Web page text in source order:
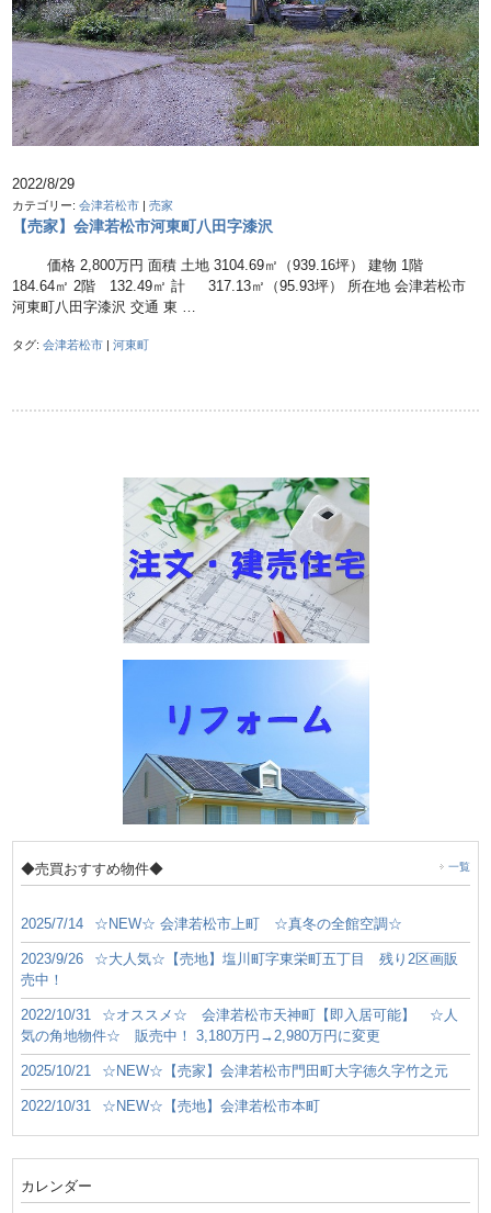
2022/8/29
カテゴリー:会津若松市 |売家
【売家】会津若松市河東町八田字漆沢
価格 2,800万円 面積 土地 3104.69㎡（939.16坪） 建物 1階
184.64㎡ 2階 132.49㎡ 計 317.13㎡（95.93坪） 所在地 会津若松市
河東町八田字漆沢 交通 東 …
タグ:会津若松市 |河東町
◆売買おすすめ物件◆ 一覧
2025/7/14 ☆NEW☆ 会津若松市上町 ☆真冬の全館空調☆
2023/9/26
☆大人気☆【売地】塩川町字東栄町五丁目 残り2区画販
売中！
2022/10/31
☆オススメ☆ 会津若松市天神町【即入居可能】 ☆人
気の角地物件☆ 販売中！ 3,180万円→2,980万円に変更
2025/10/21 ☆NEW☆【売家】会津若松市門田町大字徳久字竹之元
2022/10/31 ☆NEW☆【売地】会津若松市本町
カレンダー